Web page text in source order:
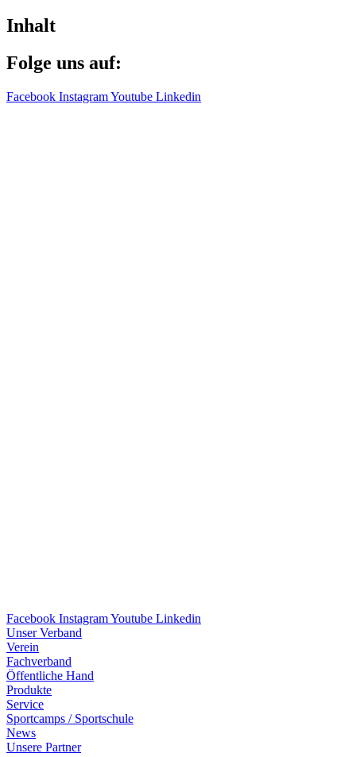
Inhalt
Folge uns auf:
Facebook InstagramYoutube Linkedin
Facebook InstagramYoutube Linkedin
Unser Verband
Verein
Fach­ver­band
Öffent­li­che Hand
Produkte
Service
Sport­camps / Sportschule
News
Unsere Part­ner